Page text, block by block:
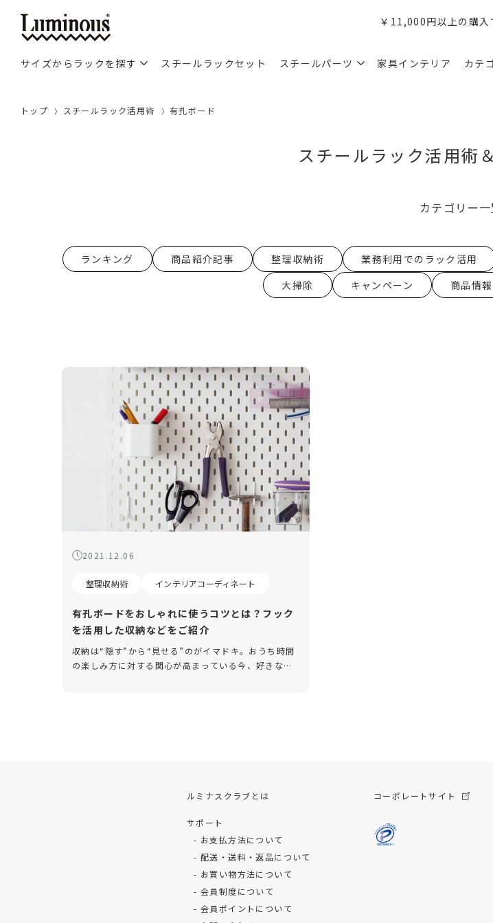
￥11,000円以上の購入
サイズからラックを探す スチールラックセット スチールパーツ 家具インテリア カテ
トップ スチールラック活用術 有孔ボード
スチールラック活用術
カテゴリー
ランキング 商品紹介記事 整理収納術 業務利用でのラック活用
大掃除
キャンペーン 商品情報
2021.12.06
整理収納術 インテリアコーディネート
有孔ボードをおしゃれに使うコツとは？フック
を活用した収納などをご紹介
収納は“隠す”から“見せる”のがイマドキ。おうち時間
の楽しみ方に対する関心が高まっている今、好きなも
ルミナスクラブとは
サポート
お支払方法について
配送・送料・返品について
お買い物方法について
会員制度について
会員ポイントについて
コーポレートサイト